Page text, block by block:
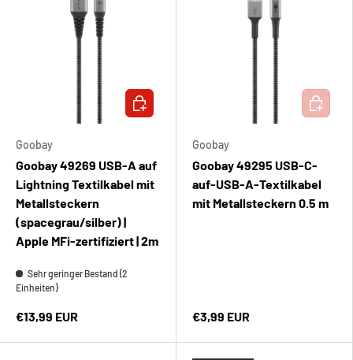
Goobay
Goobay 49269 USB-A auf
Lightning Textilkabel mit
Metallsteckern
(spacegrau/silber) |
Apple MFi-zertifiziert | 2m
Sehr geringer Bestand (2
Einheiten)
€13,99 EUR
IN DEN WARENKORB
Goobay
Goobay 49295 USB-C-
auf-USB-A-Textilkabel
mit Metallsteckern 0.5 m
€3,99 EUR
IN DEN